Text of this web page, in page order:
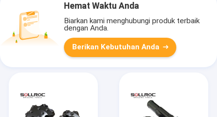
Hemat Waktu Anda
Biarkan kami menghubungi produk terbaik
dengan Anda.
Berikan Kebutuhan Anda